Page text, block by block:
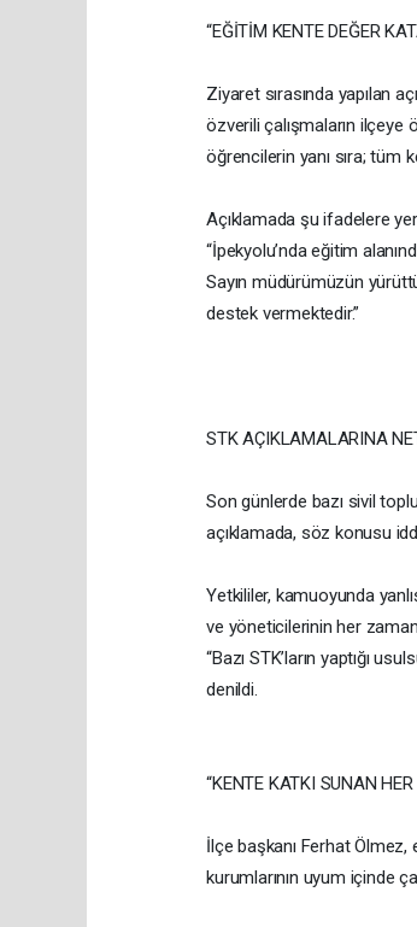
“EĞİTİM KENTE DEĞER
Ziyaret sırasında yapılan
özverili çalışmaların ilçeye
öğrencilerin yanı sıra; tüm
Açıklamada şu ifadelere
“İpekyolu’nda eğitim
Sayın müdürümüzün
destek vermektedir.”
STK AÇIKLAMALARINA
Son günlerde bazı sivil
açıklamada, söz konusu
Yetkililer, kamuoyunda
ve yöneticilerinin her
“Bazı STK’ların yaptığı
denildi.
“KENTE KATKI SUNAN
İlçe başkanı Ferhat Ölmez,
kurumlarının uyum içinde